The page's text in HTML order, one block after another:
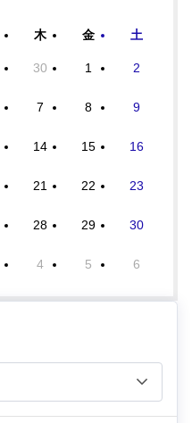
木 金 土
30 1 2
7 8 9
14 15 16
21 22 23
28 29 30
4 5 6